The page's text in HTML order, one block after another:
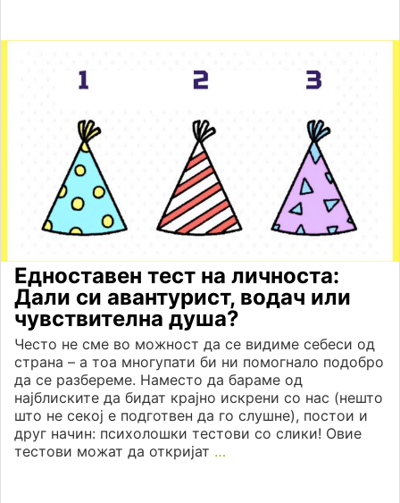
Едноставен тест на личноста:
Дали си авантурист, водач или
чувствителна душа?
Често не сме во можност да се видиме себеси од
страна – а тоа многупати би ни помогнало подобро
да се разбереме. Наместо да бараме од
најблиските да бидат крајно искрени со нас (нешто
што не секој е подготвен да го слушне), постои и
друг начин: психолошки тестови со слики! Овие
тестови можат да откријат …